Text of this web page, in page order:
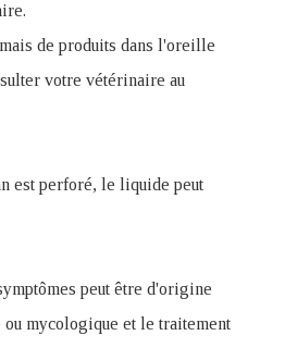
de produits dans l'oreille
votre vétérinaire au
est perforé, le liquide peut
peut être d'origine
mycologique et le traitement